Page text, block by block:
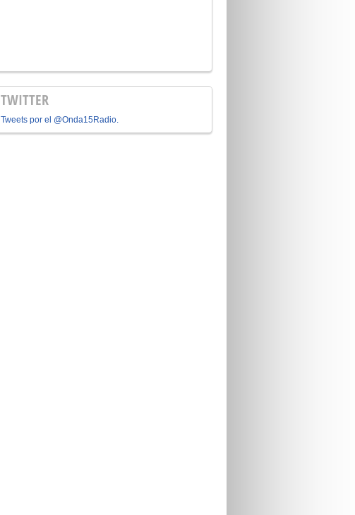
TWITTER
Tweets por el @Onda15Radio.